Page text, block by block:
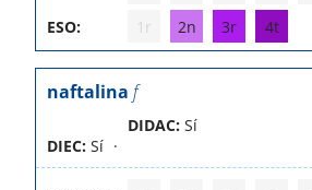
ESO:
1r 2n 3r 4t
naftalina f
DIEC: Sí
DIDAC: Sí